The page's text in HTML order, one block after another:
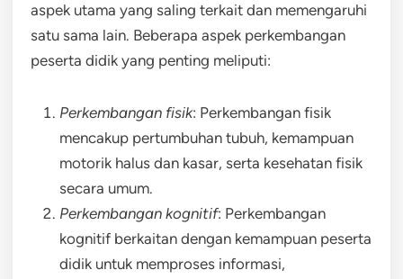
aspek utama yang saling terkait dan memengaruhi
satu sama lain. Beberapa aspek perkembangan
peserta didik yang penting meliputi:
Perkembangan fisik: Perkembangan fisik
mencakup pertumbuhan tubuh, kemampuan
motorik halus dan kasar, serta kesehatan fisik
secara umum.
Perkembangan kognitif: Perkembangan
kognitif berkaitan dengan kemampuan peserta
didik untuk memproses informasi,